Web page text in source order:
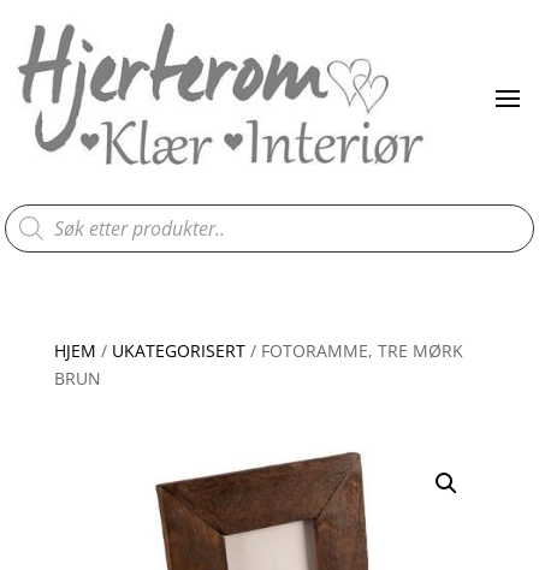
Products
search
HJEM / UKATEGORISERT/ FOTORAMME, TRE MØRK
BRUN